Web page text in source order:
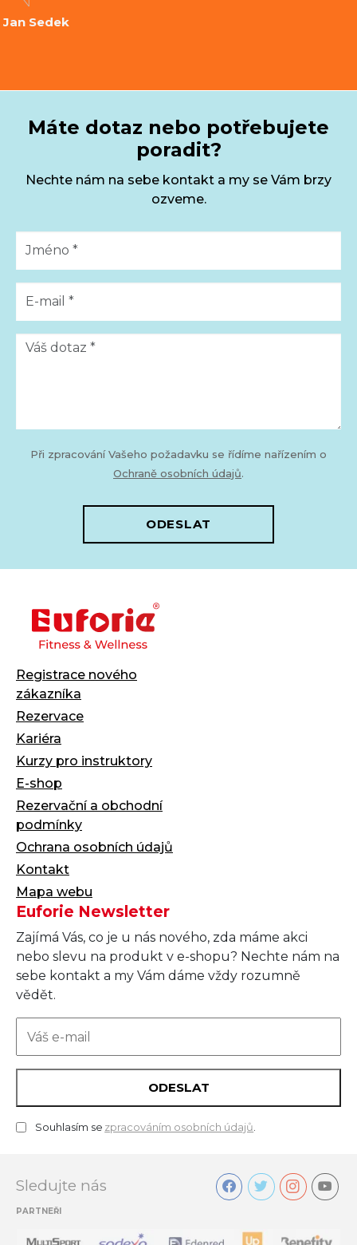
Jan Sedek
Máte dotaz nebo potřebujete
poradit?
Nechte nám na sebe kontakt a my se Vám brzy
ozveme.
Při zpracování Vašeho požadavku se řídíme nařízením o
Ochraně osobních údajů.
ODESLAT
Registrace nového
zákazníka
Rezervace
Kariéra
Kurzy pro instruktory
E-shop
Rezervační a obchodní
podmínky
Ochrana osobních údajů
Kontakt
Mapa webu
Euforie Newsletter
Zajímá Vás, co je u nás nového, zda máme akci
nebo slevu na produkt v e-shopu? Nechte nám na
sebe kontakt a my Vám dáme vždy rozumně
vědět.
ODESLAT
Souhlasím se zpracováním osobních údajů
Sledujte nás
PARTNEŘI